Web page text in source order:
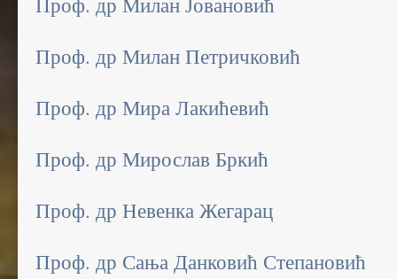
Проф. др Милан Петричковић
Проф. др Мира Лакићевић
Проф. др Мирослав Бркић
Проф. др Невенка Жегарац
Проф. др Сања Данковић Степановић